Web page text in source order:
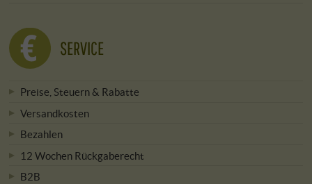
SERVICE
Preise, Steuern & Rabatte
Versandkosten
Bezahlen
12 Wochen Rückgaberecht
B2B